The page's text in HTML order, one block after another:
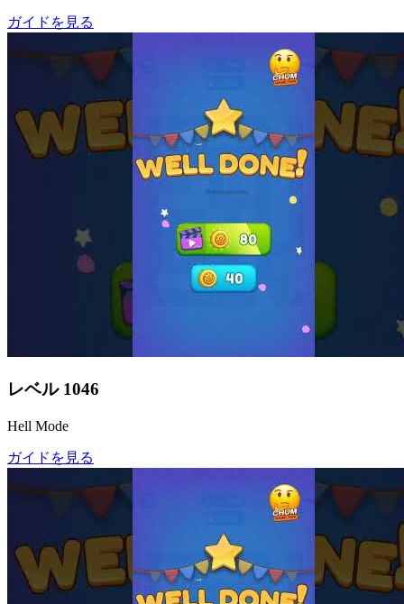
ガイドを見る
レベル 1046
Hell Mode
ガイドを見る